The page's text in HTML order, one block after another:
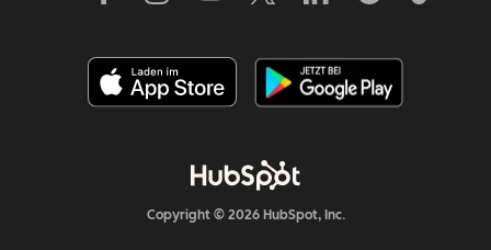
Copyright © 2026 HubSpot, Inc.